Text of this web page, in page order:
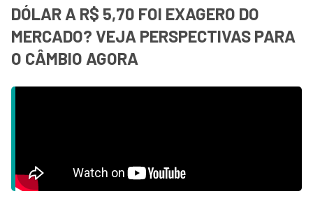
DÓLAR A R$ 5,70 FOI EXAGERO DO
MERCADO? VEJA PERSPECTIVAS PARA
O CÂMBIO AGORA